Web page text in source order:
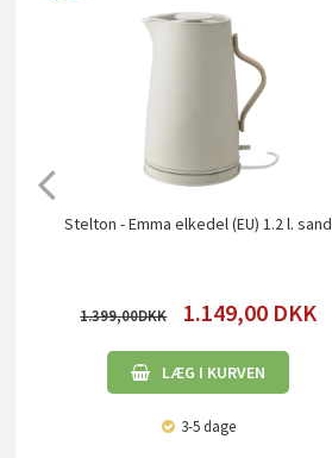
Stelton - Emma elkedel (EU) 1.2 l. sand
1.399,00 1.149,00 DKK
LÆG I KURVEN
3-5 dage